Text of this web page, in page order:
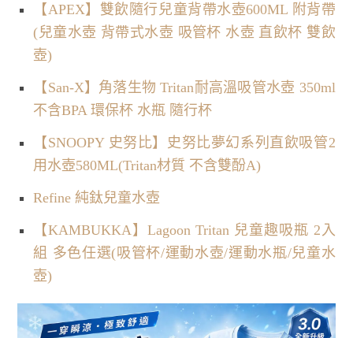
【APEX】雙飲隨行兒童背帶水壺600ML 附背帶
(兒童水壺 背帶式水壺 吸管杯 水壺 直飲杯 雙飲
壺)
【San-X】角落生物 Tritan耐高溫吸管水壺 350ml
不含BPA 環保杯 水瓶 隨行杯
【SNOOPY 史努比】史努比夢幻系列直飲吸管2
用水壺580ML(Tritan材質 不含雙酚A)
Refine 純鈦兒童水壺
【KAMBUKKA】Lagoon Tritan 兒童趣吸瓶 2入
組 多色任選(吸管杯/運動水壺/運動水瓶/兒童水
壺)